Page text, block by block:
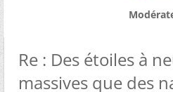
Re : Des étoiles à
massives que des